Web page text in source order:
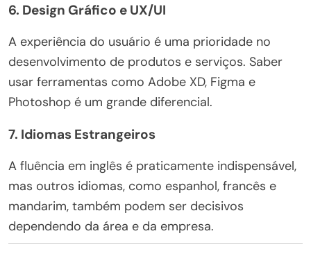
6. Design Gráfico e UX/UI
A experiência do usuário é uma prioridade no
desenvolvimento de produtos e serviços. Saber
usar ferramentas como Adobe XD, Figma e
Photoshop é um grande diferencial.
7. Idiomas Estrangeiros
A fluência em inglês é praticamente indispensável,
mas outros idiomas, como espanhol, francês e
mandarim, também podem ser decisivos
dependendo da área e da empresa.